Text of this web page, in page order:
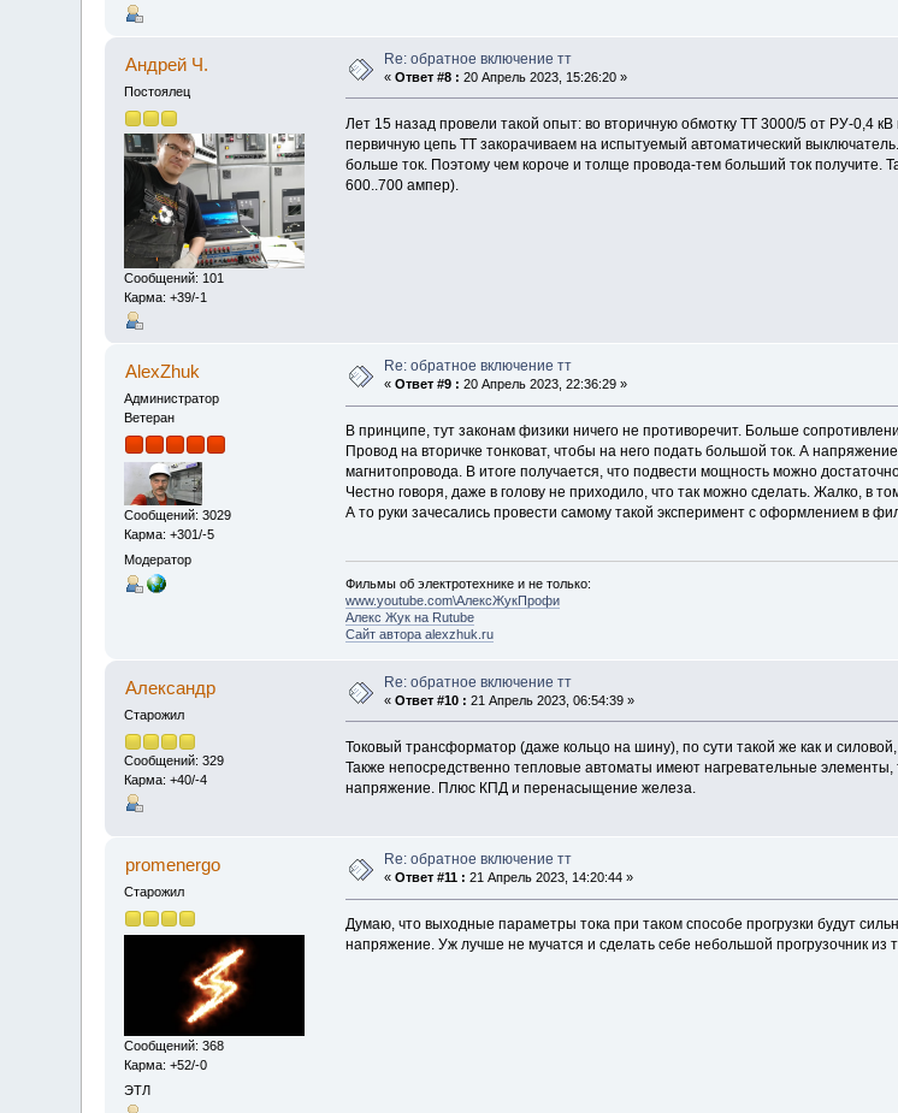
Андрей Ч.
Постоялец
Сообщений: 101
Карма: +39/-1
Re: обратное включение тт
«Ответ #8 : 20 Апрель 2023, 15:26:20 »
Лет 15 назад провели такой опыт: во вторичную обмотку ТТ 3000/5 от РУ-0,4
первичную цепь ТТ закорачиваем на испытуемый автоматический
больше ток. Поэтому чем короче и толще провода-тем больший ток получите.
600..700 ампер).
AlexZhuk
Администратор
Ветеран
Сообщений: 3029
Карма: +301/-5
Модератор
Re: обратное включение тт
«Ответ #9 : 20 Апрель 2023, 22:36:29 »
В принципе, тут законам физики ничего не противоречит. Больше
Провод на вторичке тонковат, чтобы на него подать большой ток. А
магнитопровода. В итоге получается, что подвести мощность можно
Честно говоря, даже в голову не приходило, что так можно сделать. Жалко, в
А то руки зачесались провести самому такой эксперимент с оформлением в
Фильмы об электротехнике и не только:
www.youtube.com\АлексЖукПрофи
Алекс Жук на Rutube
Сайт автора alexzhuk.ru
Алексaндр
Старожил
Сообщений: 329
Карма: +40/-4
Re: обратное включение тт
«Ответ #10 : 21 Апрель 2023, 06:54:39 »
Токовый трансформатор (даже кольцо на шину), по сути такой же как и
Также непосредственно тепловые автоматы имеют нагревательные
напряжение. Плюс КПД и перенасыщение железа.
promenergo
Старожил
Сообщений: 368
Карма: +52/-0
ЭТЛ
Re: обратное включение тт
«Ответ #11 : 21 Апрель 2023, 14:20:44 »
Думаю, что выходные параметры тока при таком способе прогрузки будут
напряжение. Уж лучше не мучатся и сделать себе небольшой прогрузочник